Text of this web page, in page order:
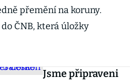
přemění na koruny.
ČNB, která úložky
Jsme připraveni